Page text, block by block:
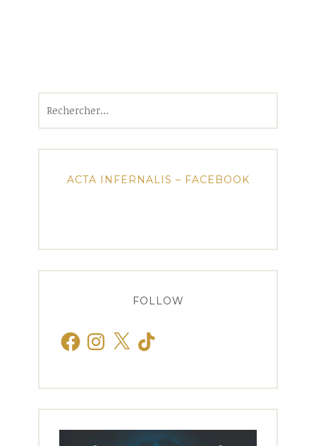
ACTA INFERNALIS – FACEBOOK
FOLLOW
FacebookInstagram
X TikTok